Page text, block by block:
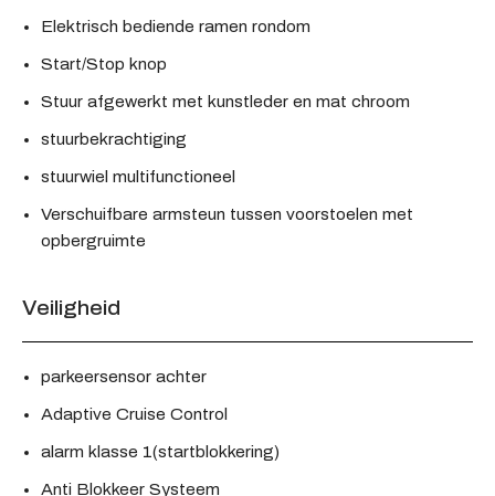
Elektrisch bediende ramen rondom
Start/Stop knop
Stuur afgewerkt met kunstleder en mat chroom
stuurbekrachtiging
stuurwiel multifunctioneel
Verschuifbare armsteun tussen voorstoelen met
opbergruimte
Veiligheid
parkeersensor achter
Adaptive Cruise Control
alarm klasse 1(startblokkering)
Anti Blokkeer Systeem